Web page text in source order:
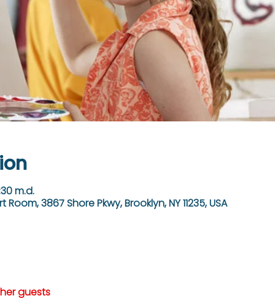
m.d.
3867 Shore Pkwy, Brooklyn, NY 11235, USA
guests